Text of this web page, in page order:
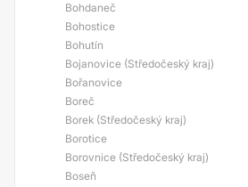
Bohdaneč
Bohostice
Bohutín
Bojanovice (Středočeský kraj)
Bořanovice
Boreč
Borek (Středočeský kraj)
Borotice
Borovnice (Středočeský kraj)
Boseň